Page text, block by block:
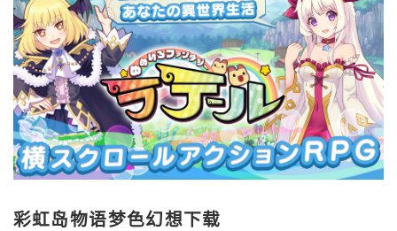
彩虹岛物语梦色幻想下载